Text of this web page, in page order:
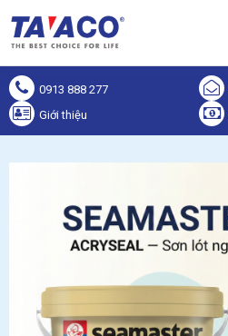
0913 888 277
Giới thiệu